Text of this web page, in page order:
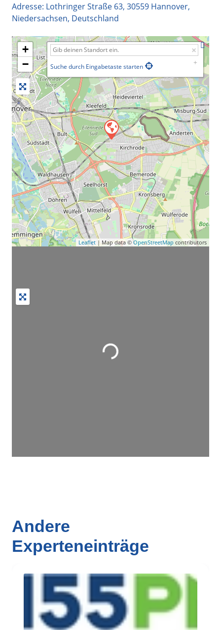
Adresse: Lothringer Straße 63, 30559 Hannover,
Niedersachsen, Deutschland
+
−
Suche durch Eingabetaste starten
Leaflet | Map data ©OpenStreetMap contributors
Wird geladen …
Andere
Experteneinträge